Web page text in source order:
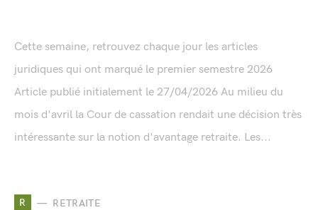
Cette semaine, retrouvez chaque jour les articles
juridiques qui ont marqué le premier semestre 2026
Article publié initialement le 27/04/2026 Au milieu du
mois d'avril la Cour de cassation rendait une décision très
intéressante sur la notion d'avantage retraite. Les...
R RETRAITE